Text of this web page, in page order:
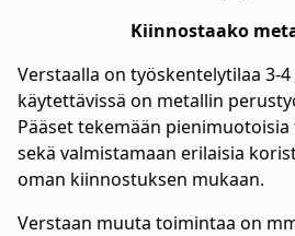
Kiinnostaako
Verstaalla on työskentelytilaa 3-
käytettävissä on metallin
Pääset tekemään
sekä valmistamaan erilaisia
oman kiinnostuksen mukaan.
Verstaan muuta toimintaa on